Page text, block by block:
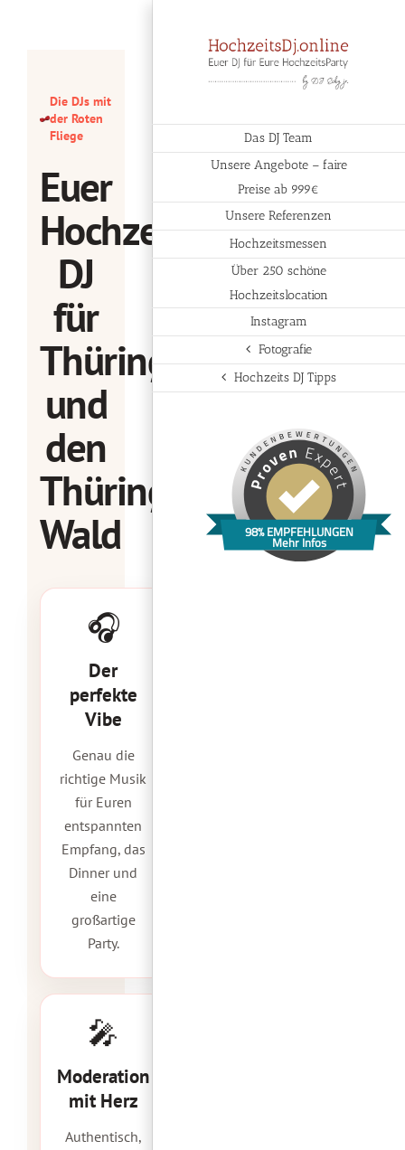
Das DJ Team
Unsere Angebote – faire
Preise ab 999€
Unsere Referenzen
Hochzeitsmessen
Über 250 schöne
Hochzeitslocation
Instagram
Fotografie
Hochzeits DJ Tipps
98% EMPFEHLUNGEN
Mehr Infos
Die DJs mit
der Roten
Fliege
Euer
Hochzeits-
DJ
für
Thüringen
und
den
Thüringer
Wald
🎧
Der
perfekte
Vibe
Genau die
richtige Musik
für Euren
entspannten
Empfang, das
Dinner und
eine
großartige
Party.
🎤
Moderation
mit Herz
Authentisch,